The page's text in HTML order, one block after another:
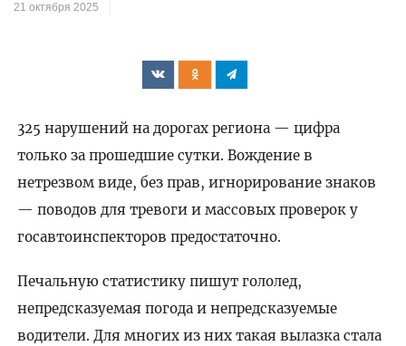
21 октября 2025
325 нарушений на дорогах региона — цифра
только за прошедшие сутки. Вождение в
нетрезвом виде, без прав, игнорирование знаков
— поводов для тревоги и массовых проверок у
госавтоинспекторов предостаточно.
Печальную статистику пишут гололед,
непредсказуемая погода и непредсказуемые
водители. Для многих из них такая вылазка стала